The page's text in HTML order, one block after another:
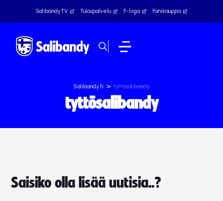
SalibandyTV Tulospalvelu F-liiga Fanikauppa
Salibandy.fi > tyttösalibandy
tyttösalibandy
Saisiko olla lisää uutisia..?